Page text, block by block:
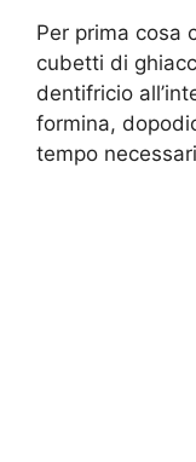
Per prima cosa
cubetti di
dentifricio
formina,
tempo